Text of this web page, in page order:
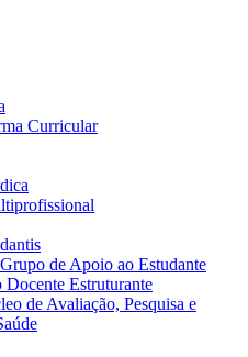
Curricular
de Apoio ao Estudante
Estruturante
de Avaliação, Pesquisa e